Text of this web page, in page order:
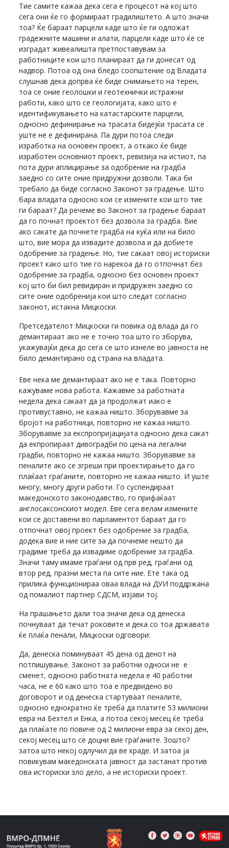
Тие самите кажаа дека сега е процесот на кој што
сега они ќе го формираат градилиштето. А што значи
тоа? Ќе бараат парцели каде што ќе ги одложат
градежните машини и алати, парцели каде што ќе се
изградат живеалишта претпоставувам за
работниците кои што планираат да ги донесат од
надвор. Потоа од она бледо соопштение од Владата
слушнав дека допрва ќе биде снимањето на терен,
тоа се оние геолошки и геотехнички истражни
работи, како што се геологијата, како што е
идентификувањето на катастарските парцели,
односно дефинирање на трасата бидејќи трасата се
уште не е дефинирана. Па дури потоа следи
изработка на основен проект, а откако ќе биде
изработен основниот проект, ревизија на истиот, па
пота дури аплицирање за одобрение на градба
заедно со сите оние придружни дозволи. Така би
требало да биде согласно Законот за градење. Што
бара владата односно кои се измените кои што тие
ги бараат? Да речеме во Законот за градење бараат
да го почнат проектот без дозвола за градба. Вие
ако сакате да почнете градба на куќа или на било
што, вие мора да извадите дозвола и да добиете
одобрение за градење. Но, тие сакаат овој историски
проект како што тие го нарекоа да го отпочнат без
одобрение за градба, односно без основен проект
кој што би бил ревидиран и придружен заедно со
сите оние одобренија кои што следат согласно
законот, истакна Мицкоски.
Претседателот Мицкоски ги повика од влада да го
демантираат ако не е точно тоа што го зборува,
укажувајќи дека до сега се што изнеле во јавноста не
било демантирано од страна на владата.
Еве нека ме демантираат ако не е така. Повторно
кажуваме нова работа. Кажавме за работната
недела дека сакаат да ја продолжат иако е
противуставно, не кажаа ништо. Зборувавме за
бројот на работници, повторно не кажаа ништо.
Зборувавме за експропријацијата односно дека сакат
да екпропираат дивоградби по цена на легални
градби, повторно не кажаа ништо. Зборувавме за
пеналите ако се згреши при проектирањето да го
плаќаат граѓаните, повторно не кажаа ништо. И уште
многу, многу други работи. Го суспендираат
македонското законодавство, го прифаќаат
англосаксонскиот модел. Еве сега велам измените
кои се доставени во парламентот бараат да го
отпочнат овој проект без одобрение за градба,
додека вие и ние сите за да почнеме нешто да
градиме треба да извадиме одобрение за градба.
Значи таму имаме граѓани од прв ред, граѓани од
втор ред, празни места па сите ние. Ете така од
прилика функционираа оваа влада на ДУИ поддржана
од помалиот партнер СДСМ, изјави тој.
На прашањето дали тоа значи дека од денеска
почнуваат да течат роковите и дека со тоа државата
ќе плаќа пенали, Мицкоски одговори:
Да, денеска поминуваат 45 дена од денот на
потпишување. Законот за работни односи не е
сменет, односно работната недела е 40 работни
часа, не е 60 како што тоа е предвидено во
договорот и од денеска стартуваат пеналите,
односно еднократно ќе треба да платите 53 милиони
евра на Бехтел и Енка, а потоа секој месец ќе треба
да плаќате по повиче од 2 милиони евра за секој ден,
секој месец што се доцни вие граѓаните. Зошто?
затоа што некој одлучил да ве краде. И затоа ја
повикувам македонската јавност да застанат против
ова историски зло дело, а не историски проект.